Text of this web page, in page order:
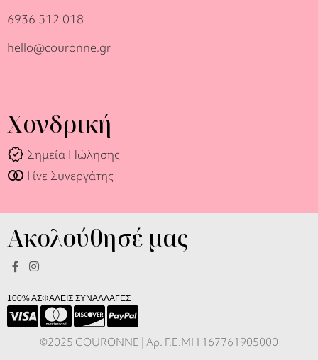
6936 512 018
hello@couronne.gr
Χονδρική
verified Σημεία Πώλησης
join_full Γίνε Συνεργάτης
Ακολούθησέ μας
100% ΑΣΦΑΛΕΙΣ ΣΥΝΑΛΛΑΓΕΣ
©2025 COURONNE | Αρ. Γ.Ε.ΜΗ 167761905000
Βραχιόλι